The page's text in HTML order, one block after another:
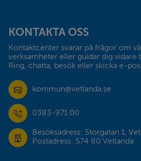
KONTAKTA OSS
Kontaktcenter svarar på frågor om
verksamheter eller guidar dig vidare
Ring, chatta, besök eller skicka e-
kommun@vetlanda.se
0383-971 00
Besöksadress: Storgatan 1,
Postadress: 574 80 Vetlanda